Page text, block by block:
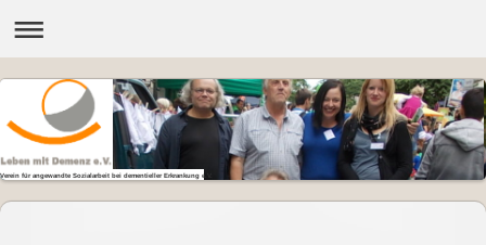
Verein für angewandte Sozialarbeit bei dementieller Erkrankung e.V.